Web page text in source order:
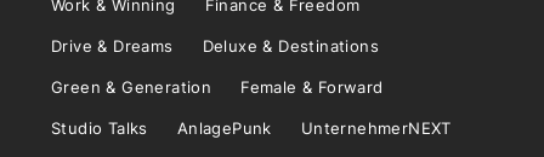
Work & Winning Finance & Freedom
Drive & Dreams Deluxe & Destinations
Green & Generation Female & Forward
Studio Talks AnlagePunk UnternehmerNEXT